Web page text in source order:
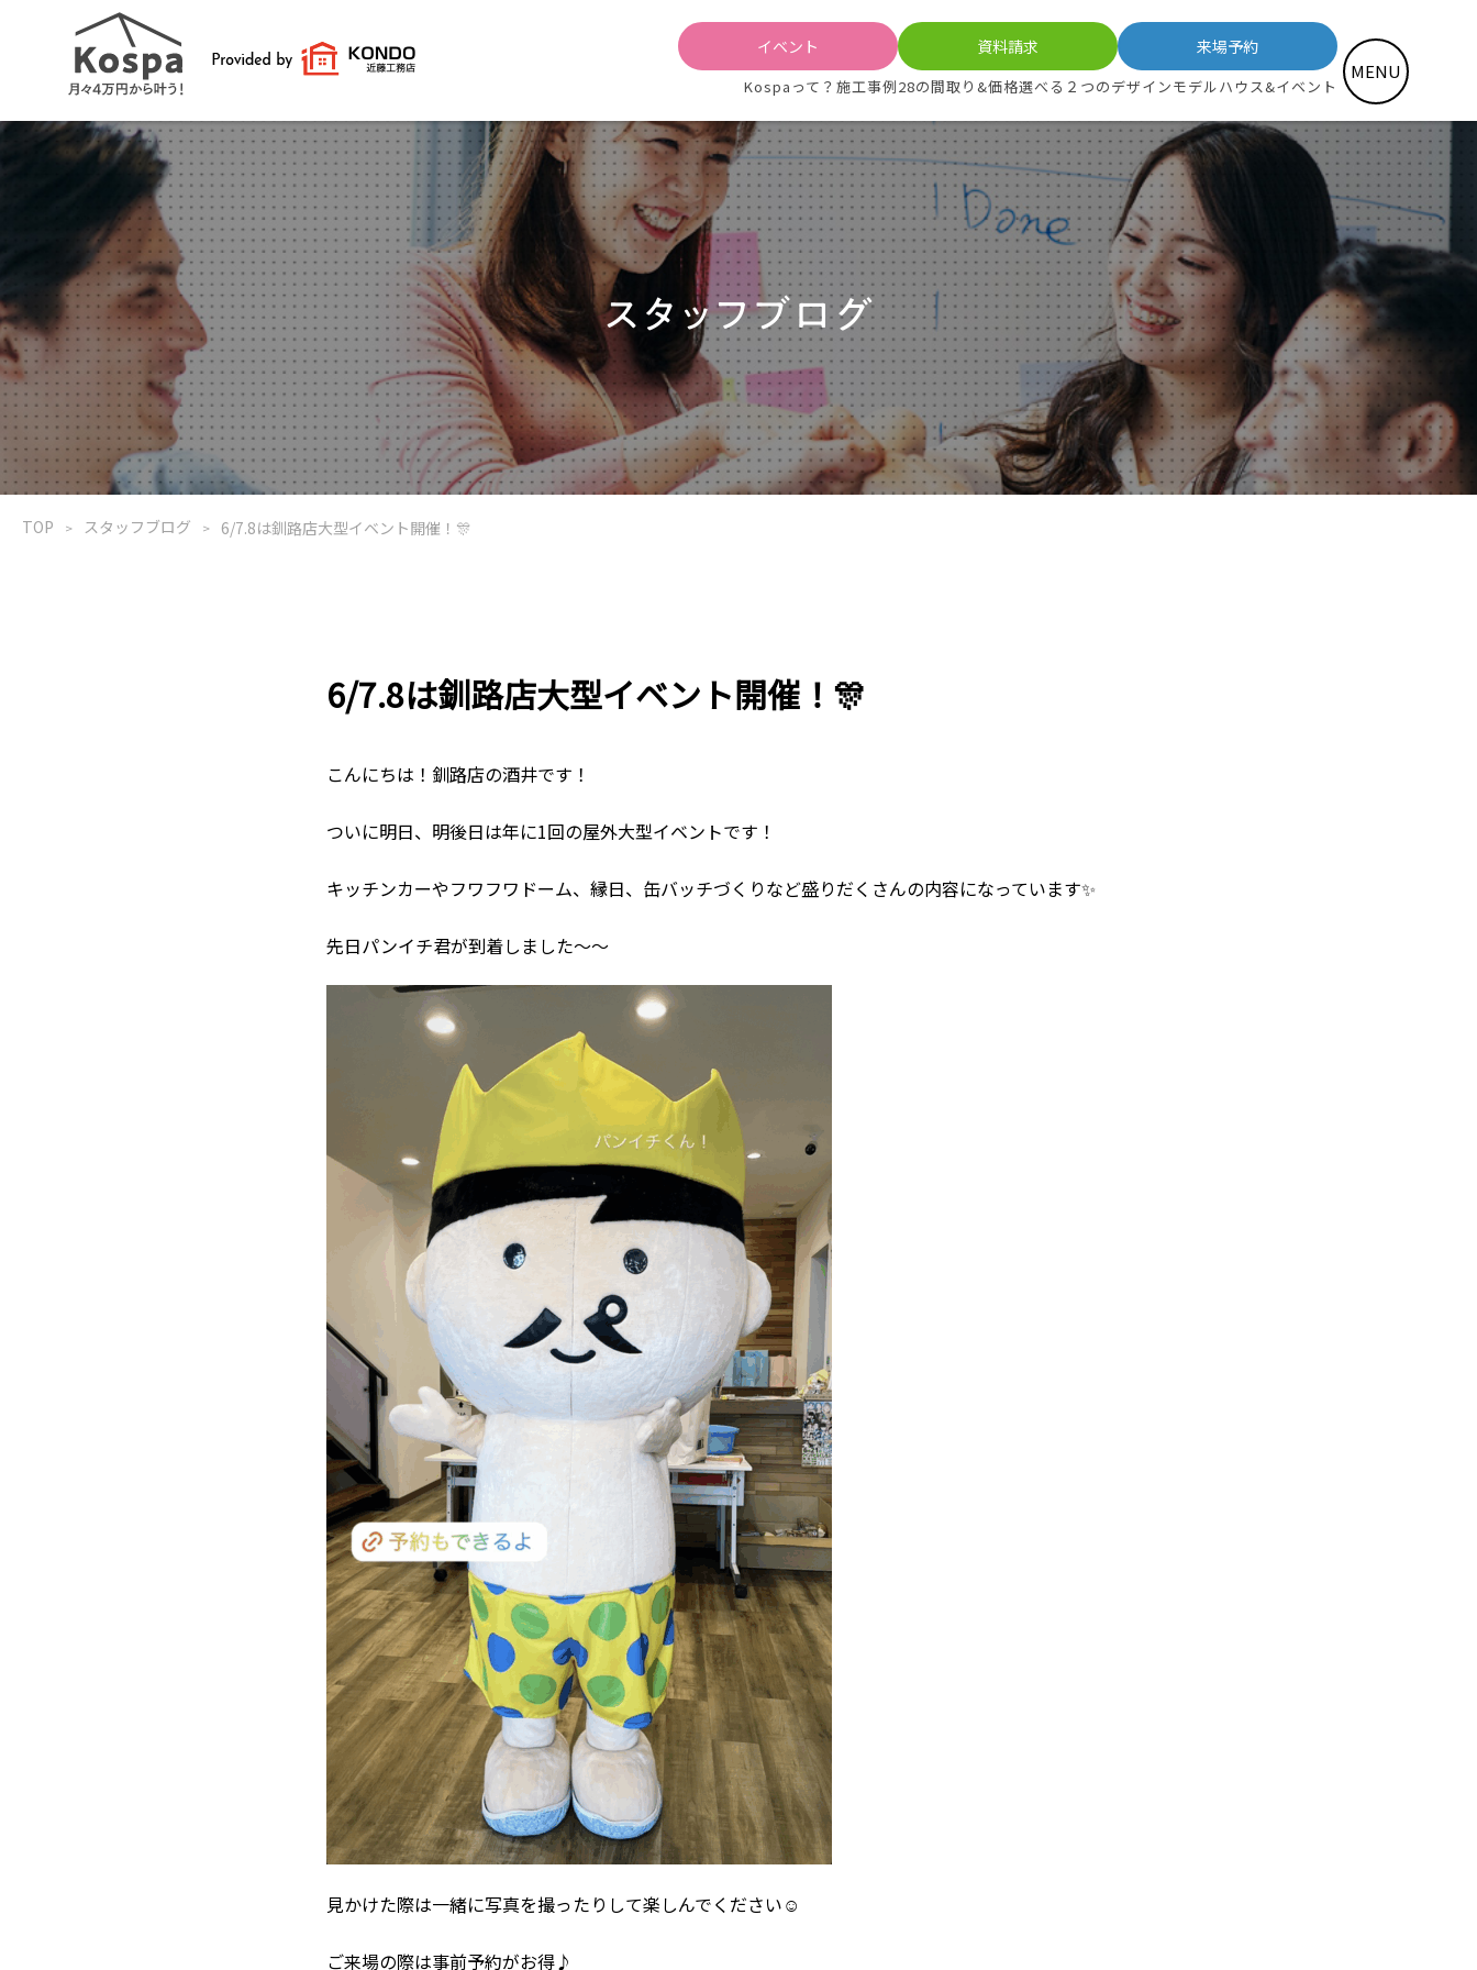
イベント 資料請求 来場予約
Kospaって？ 施工事例28の間取り&価格選べる２つのデザインモデルハウス&イベント
MENU
TOP スタッフブログ 6/7.8は釧路店大型イベント開催！🎊
6/7.8は釧路店大型イベント開催！🎊
こんにちは！釧路店の酒井です！
ついに明日、明後日は年に1回の屋外大型イベントです！
キッチンカーやフワフワドーム、縁日、缶バッチづくりなど盛りだくさんの内容になっています✨
先日パンイチ君が到着しました～～
見かけた際は一緒に写真を撮ったりして楽しんでください☺
ご来場の際は事前予約がお得♪